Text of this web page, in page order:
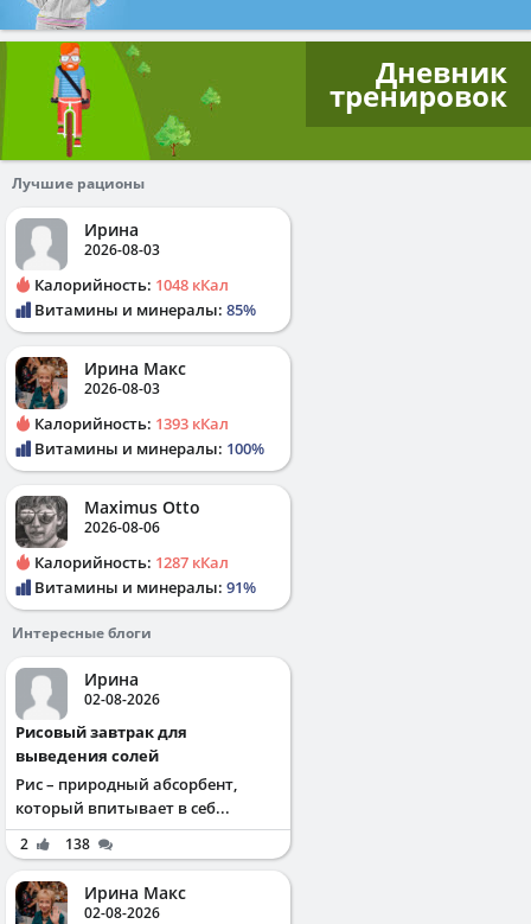
Дневник
тренировок
Лучшие рационы
Ирина
2026-08-03
Калорийность: 1048 кКал
Витамины и минералы: 85%
Ирина Макс
2026-08-03
Калорийность: 1393 кКал
Витамины и минералы: 100%
Maximus Otto
2026-08-06
Калорийность: 1287 кКал
Витамины и минералы: 91%
Интересные блоги
Ирина
02-08-2026
Рисовый завтрак для
выведения солей
Рис – природный абсорбент,
который впитывает в себ...
2 138
Ирина Макс
02-08-2026